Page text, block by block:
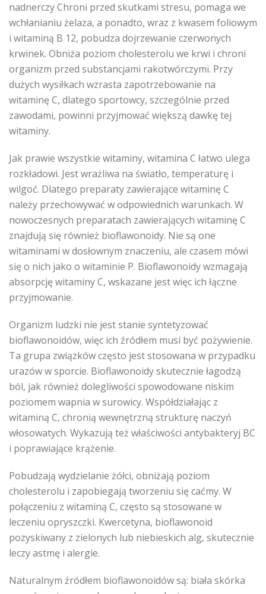
nadnerczy Chroni przed skutkami stresu, pomaga we
wchłanianiu żelaza, a ponadto, wraz z kwasem foliowym
i witaminą B 12, pobudza dojrzewanie czerwonych
krwinek. Obniża poziom cholesterolu we krwi i chroni
organizm przed substancjami rakotwórczymi. Przy
dużych wysiłkach wzrasta zapotrzebowanie na
witaminę C, dlatego sportowcy, szczególnie przed
zawodami, powinni przyjmować większą dawkę tej
witaminy.
Jak prawie wszystkie witaminy, witamina C łatwo ulega
rozkładowi. Jest wrażliwa na światło, temperaturę i
wilgoć. Dlatego preparaty zawierające witaminę C
należy przechowywać w odpowiednich warunkach. W
nowoczesnych preparatach zawierających witaminę C
znajdują się również bioflawonoidy. Nie są one
witaminami w dosłownym znaczeniu, ale czasem mówi
się o nich jako o witaminie P. Bioflawonoidy wzmagają
absorpcję witaminy C, wskazane jest więc ich łączne
przyjmowanie.
Organizm ludzki nie jest stanie syntetyzować
bioflawonoidów, więc ich źródłem musi być pożywienie.
Ta grupa związków często jest stosowana w przypadku
urazów w sporcie. Bioflawonoidy skutecznie łagodzą
ból, jak również dolegliwości spowodowane niskim
poziomem wapnia w surowicy. Współdziałając z
witaminą C, chronią wewnętrzną strukturę naczyń
włosowatych. Wykazują też właściwości antybakteryj BC
i poprawiające krążenie.
Pobudzają wydzielanie żółci, obniżają poziom
cholesterolu i zapobiegają tworzeniu się caćmy. W
połączeniu z witaminą C, często są stosowane w
leczeniu opryszczki. Kwercetyna, bioflawonoid
pozyskiwany z zielonych lub niebieskich alg, skutecznie
leczy astmę i alergie.
Naturalnym źródłem bioflawonoidów są: biała skórka